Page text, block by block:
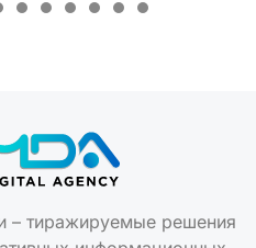
информационных